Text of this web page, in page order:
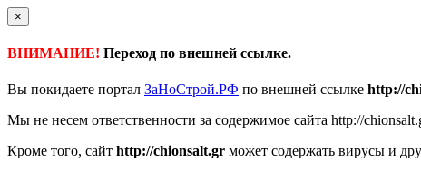
×
ВНИМАНИЕ! Переход по внешней ссылке.
Вы покидаете портал ЗаНоСтрой.РФ по внешней ссылке http://
Мы не несем ответственности за содержимое сайта http://
Кроме того, сайт http://chionsalt.gr может содержать вирусы и